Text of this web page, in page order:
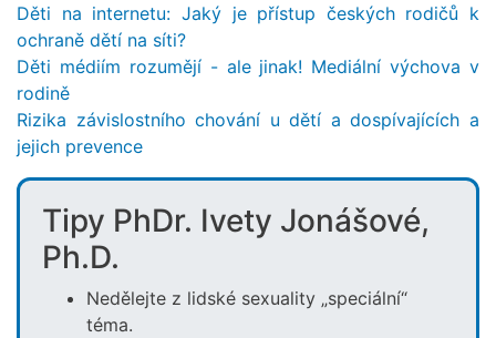
Děti na internetu: Jaký je přístup českých rodičů k
ochraně dětí na síti?
Děti médiím rozumějí - ale jinak! Mediální výchova v
rodině
Rizika závislostního chování u dětí a dospívajících a
jejich prevence
Tipy PhDr. Ivety Jonášové,
Ph.D.
Nedělejte z lidské sexuality „speciální“
téma.